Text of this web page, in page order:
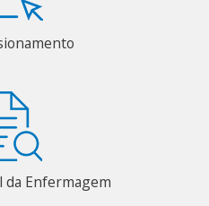
da Enfermagem